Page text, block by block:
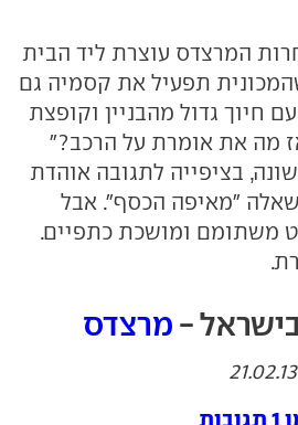
המרצדס עוצרת ליד הבית
תפעיל את קסמיה גם
חיוך גדול מהבניין וקופצת
מה את אומרת על הרכב?"
בציפייה לתגובה אוהדת
"מאיפה הכסף". אבל
משתומם ומושכת כתפיים.
-מרצדס